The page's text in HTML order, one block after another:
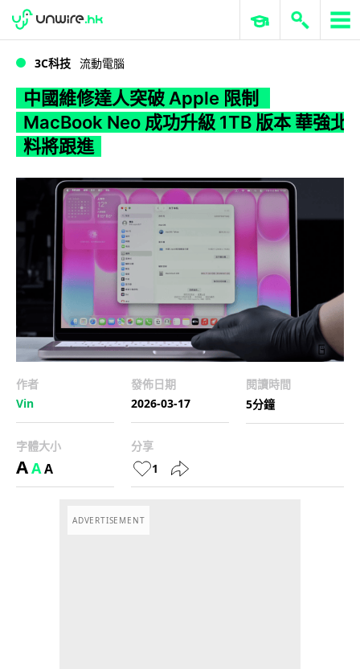
WWDC 2026 ERP 與商業 AI
3C科技 流動電腦
中國維修達人突破 Apple 限制
MacBook Neo 成功升級 1TB 版本 華強北
料將跟進
作者
Vin
發佈日期
2026-03-17
閱讀時間
5分鐘
字體大小
AAA
分享
1
ADVERTISEMENT